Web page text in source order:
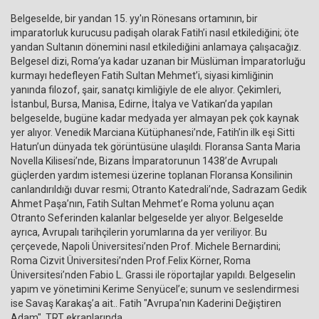
Belgeselde, bir yandan 15. yy'ın Rönesans ortamının, bir
imparatorluk kurucusu padişah olarak Fatih’i nasıl etkilediğini; öte
yandan Sultanın dönemini nasıl etkilediğini anlamaya çalışacağız.
Belgesel dizi, Roma’ya kadar uzanan bir Müslüman İmparatorluğu
kurmayı hedefleyen Fatih Sultan Mehmet’i, siyasi kimliğinin
yanında filozof, şair, sanatçı kimliğiyle de ele alıyor. Çekimleri,
İstanbul, Bursa, Manisa, Edirne, İtalya ve Vatikan’da yapılan
belgeselde, bugüne kadar medyada yer almayan pek çok kaynak
yer alıyor. Venedik Marciana Kütüphanesi’nde, Fatih’in ilk eşi Sitti
Hatun’un dünyada tek görüntüsüne ulaşıldı. Floransa Santa Maria
Novella Kilisesi’nde, Bizans İmparatorunun 1438’de Avrupalı
güçlerden yardım istemesi üzerine toplanan Floransa Konsilinin
canlandırıldığı duvar resmi; Otranto Katedrali’nde, Sadrazam Gedik
Ahmet Paşa’nın, Fatih Sultan Mehmet’e Roma yolunu açan
Otranto Seferinden kalanlar belgeselde yer alıyor. Belgeselde
ayrıca, Avrupalı tarihçilerin yorumlarına da yer veriliyor. Bu
çerçevede, Napoli Üniversitesi’nden Prof. Michele Bernardini;
Roma Cizvit Üniversitesi’nden Prof.Felix Körner, Roma
Üniversitesi’nden Fabio L. Grassi ile röportajlar yapıldı. Belgeselin
yapım ve yönetimini Kerime Senyücel’e; sunum ve seslendirmesi
ise Savaş Karakaş’a ait.. Fatih "Avrupa'nın Kaderini Değiştiren